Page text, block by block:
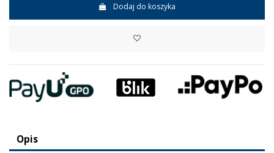
Dodaj do koszyka
Opis